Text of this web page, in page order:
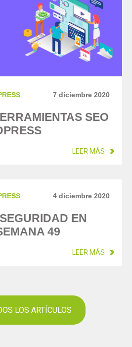
7 diciembre 2020
SEO
LEER MÁS
4 diciembre 2020
EN
49
LEER MÁS
LOS ARTÍCULOS